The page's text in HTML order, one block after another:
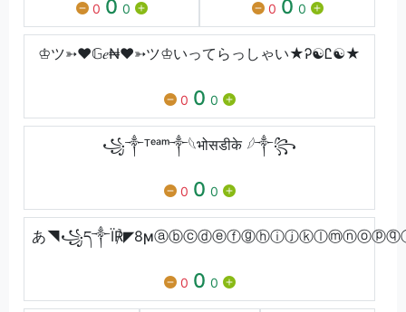
0 0 0 0 0 0
♔ツ➳❤𝔾𝑒₦❤➳ツ♔いってらっしゃい★Ꭾ☯Ꮭ☯★
0 0 0
꧁⁣༒⁣ᵀᵉᵃᵐ⁣༒𓆩भोसडीके 𓆪༒꧂
0 0 0
あ
0 0 0